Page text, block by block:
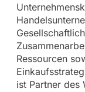
Ressourcen
ist Partner des